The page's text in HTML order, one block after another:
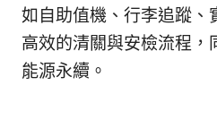
如自助值機、行李追蹤、
高效的清關與安檢流程，
能源永續。